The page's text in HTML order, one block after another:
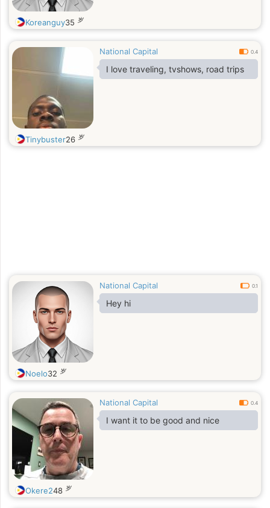
Koreanguy35 岁
National Capital 0.4
I love traveling, tvshows, road trips
Tinybuster26 岁
National Capital 0.1
Hey hi
Noelo32 岁
National Capital 0.4
I want it to be good and nice
Okere248 岁